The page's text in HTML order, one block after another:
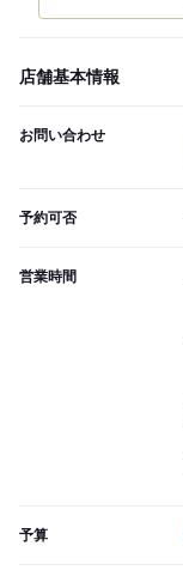
店舗基本情報
お問い合わせ
予約可否
営業時間
予算